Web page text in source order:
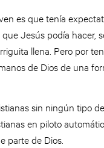
es que tenía
Jesús podía hacer,
llena. Pero por
de Dios de una
sin ningún tipo
en piloto
parte de Dios.